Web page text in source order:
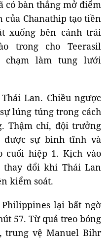
có bàn thắng mở điểm
của Chanathip tạo tiền
xuống bên cánh trái
trong cho Teerasil
chạm làm tung lưới
Lan. Chiều ngược
lúng túng trong cách
Thậm chí, đội trưởng
được sự bình tĩnh và
cuối hiệp 1. Kịch vào
đổi khi Thái Lan
kiểm soát.
lại bất ngờ
57. Từ quả treo bóng
trung vệ Manuel Bihr